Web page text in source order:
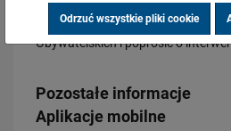
Możesz także poinformować o tej
Obywatelskich i poprosić o
Pozostałe informacje
Aplikacje mobilne
Odrzuć wszystkie pliki cookie